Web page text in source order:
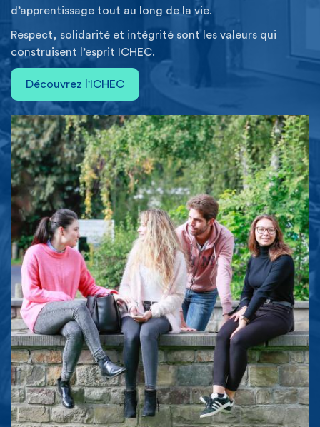
d’apprentissage tout au long de la vie.
Respect, solidarité et intégrité sont les valeurs qui
construisent l’esprit ICHEC.
Découvrez l'ICHEC